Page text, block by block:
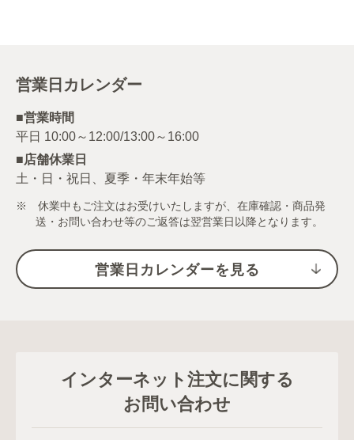
営業日カレンダー
■営業時間
■店舗休業日
土・日・祝日、夏季・年末年始等
※ 休業中もご注文はお受けいたしますが、在庫確認・商品発
送・お問い合わせ等のご返答は翌営業日以降となります。
営業日カレンダーを見る
インターネット注文に関する
お問い合わせ